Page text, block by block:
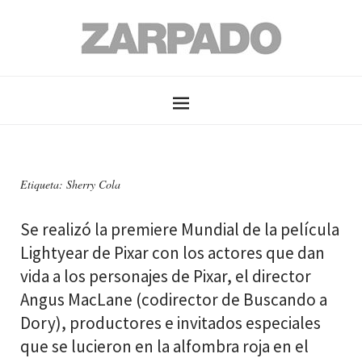
Etiqueta: Sherry Cola
Se realizó la premiere Mundial de la película
Lightyear de Pixar con los actores que dan
vida a los personajes de Pixar, el director
Angus MacLane (codirector de Buscando a
Dory), productores e invitados especiales
que se lucieron en la alfombra roja en el